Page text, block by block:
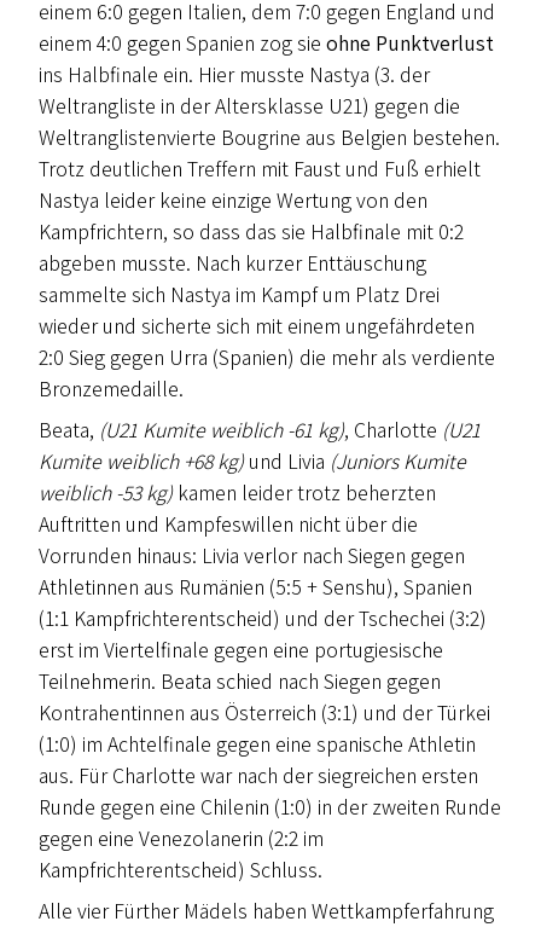
einem 6:0 gegen Italien, dem 7:0 gegen England und
einem 4:0 gegen Spanien zog sie ohne Punktverlust
ins Halbfinale ein. Hier musste Nastya (3. der
Weltrangliste in der Altersklasse U21) gegen die
Weltranglistenvierte Bougrine aus Belgien bestehen.
Trotz deutlichen Treffern mit Faust und Fuß erhielt
Nastya leider keine einzige Wertung von den
Kampfrichtern, so dass das sie Halbfinale mit 0:2
abgeben musste. Nach kurzer Enttäuschung
sammelte sich Nastya im Kampf um Platz Drei
wieder und sicherte sich mit einem ungefährdeten
2:0 Sieg gegen Urra (Spanien) die mehr als verdiente
Bronzemedaille.
Beata, (U21 Kumite weiblich -61 kg), Charlotte (U21
Kumite weiblich +68 kg)und Livia (Juniors Kumite
weiblich -53 kg) kamen leider trotz beherzten
Auftritten und Kampfeswillen nicht über die
Vorrunden hinaus: Livia verlor nach Siegen gegen
Athletinnen aus Rumänien (5:5 + Senshu), Spanien
(1:1 Kampfrichterentscheid) und der Tschechei (3:2)
erst im Viertelfinale gegen eine portugiesische
Teilnehmerin. Beata schied nach Siegen gegen
Kontrahentinnen aus Österreich (3:1) und der Türkei
(1:0) im Achtelfinale gegen eine spanische Athletin
aus. Für Charlotte war nach der siegreichen ersten
Runde gegen eine Chilenin (1:0) in der zweiten Runde
gegen eine Venezolanerin (2:2 im
Kampfrichterentscheid) Schluss.
Alle vier Fürther Mädels haben Wettkampferfahrung